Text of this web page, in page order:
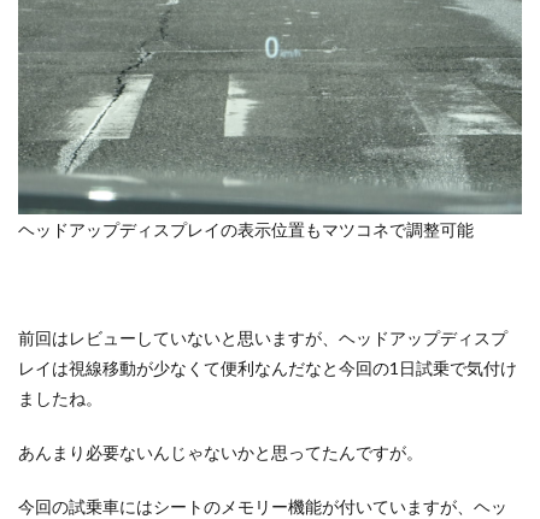
ヘッドアップディスプレイの表示位置もマツコネで調整可能
前回はレビューしていないと思いますが、ヘッドアップディスプ
レイは視線移動が少なくて便利なんだなと今回の1日試乗で気付け
ましたね。
あんまり必要ないんじゃないかと思ってたんですが。
今回の試乗車にはシートのメモリー機能が付いていますが、ヘッ